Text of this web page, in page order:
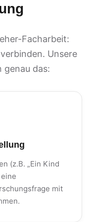
Facharbeit:
Unsere
genau das:
(z.B. „Ein Kind
mit